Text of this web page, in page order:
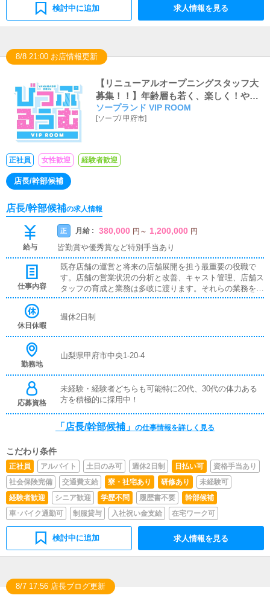
検討中に追加 求人情報を見る
8/8 21:00 お店情報更新
【リニューアルオープニングスタッフ大
募集！！】年齢層も若く、楽しく！やる
ときはやる！がモットーなため、ギスギ
スとした人間関係も一切なく、役職ポス
ソープランド VIP ROOM
[ソープ/甲府市]
正社員 女性歓迎 経験者歓迎
店長/幹部候補
店長/幹部候補の求人情報
給与
正 月給 : 380,000 円 ～ 1,200,000 円
皆勤賞や優秀賞など特別手当あり
仕事内容
既存店舗の運営と将来の店舗展開を担う最重要の役職で
す。店舗の営業状況の分析と改善、キャスト管理、店舗ス
タッフの育成と業務は多岐に渡ります。それらの業務をこ
なしながら、様々な考えを持つスタッフをひとつにまと
と思います。
休日休暇
週休2日制
勤務地
山梨県甲府市中央1-20-4
応募資格
未経験・経験者どちらも可能特に20代、30代の体力ある
方を積極的に採用中！
「店長/幹部候補」 の仕事情報を詳しく見る
こだわり条件
正社員 アルバイト 土日のみ可 週休2日制 日払い可
資格手当あり
社会保険完備
交通費支給 寮・社宅あり 研修あり
未経験可
経験者歓迎
シニア歓迎 学歴不問 履歴書不要
幹部候補
車･バイク通勤可
制服貸与 入社祝い金支給 在宅ワーク可
検討中に追加 求人情報を見る
8/7 17:56 店長ブログ更新